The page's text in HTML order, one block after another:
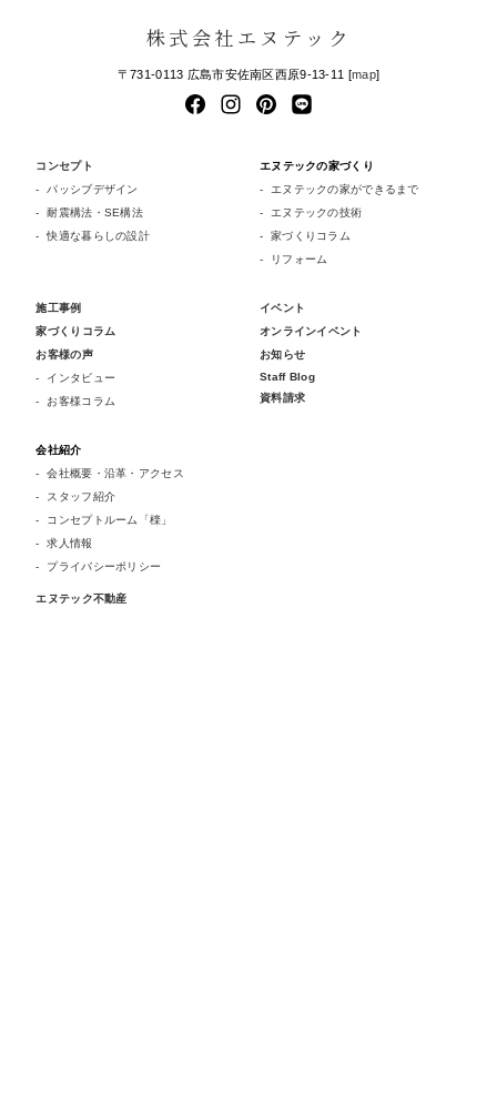
株式会社エヌテック
〒731-0113 広島市安佐南区西原9-13-11 [map]
コンセプト
パッシブデザイン
耐震構法・SE構法
快適な暮らしの設計
エヌテックの家づくり
エヌテックの家ができるまで
エヌテックの技術
家づくりコラム
リフォーム
施工事例
家づくりコラム
お客様の声
インタビュー
お客様コラム
イベント
オンラインイベント
お知らせ
Staff Blog
資料請求
会社紹介
会社概要・沿革・アクセス
スタッフ紹介
コンセプトルーム「檪」
求人情報
プライバシーポリシー
エヌテック不動産